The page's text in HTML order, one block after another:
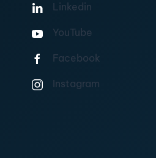
Linkedin
YouTube
Facebook
Instagram